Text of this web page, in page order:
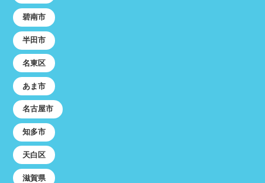
碧南市
半田市
名東区
あま市
名古屋市
知多市
天白区
滋賀県